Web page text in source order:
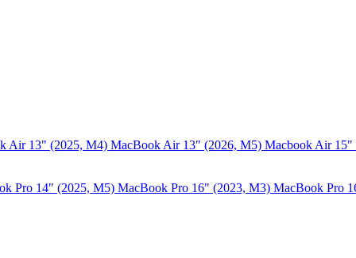
Air 13" (2025, M4) MacBook Air 13″ (2026, M5) Macbook Air 15"
Pro 14″ (2025, M5) MacBook Pro 16" (2023, M3) MacBook Pro